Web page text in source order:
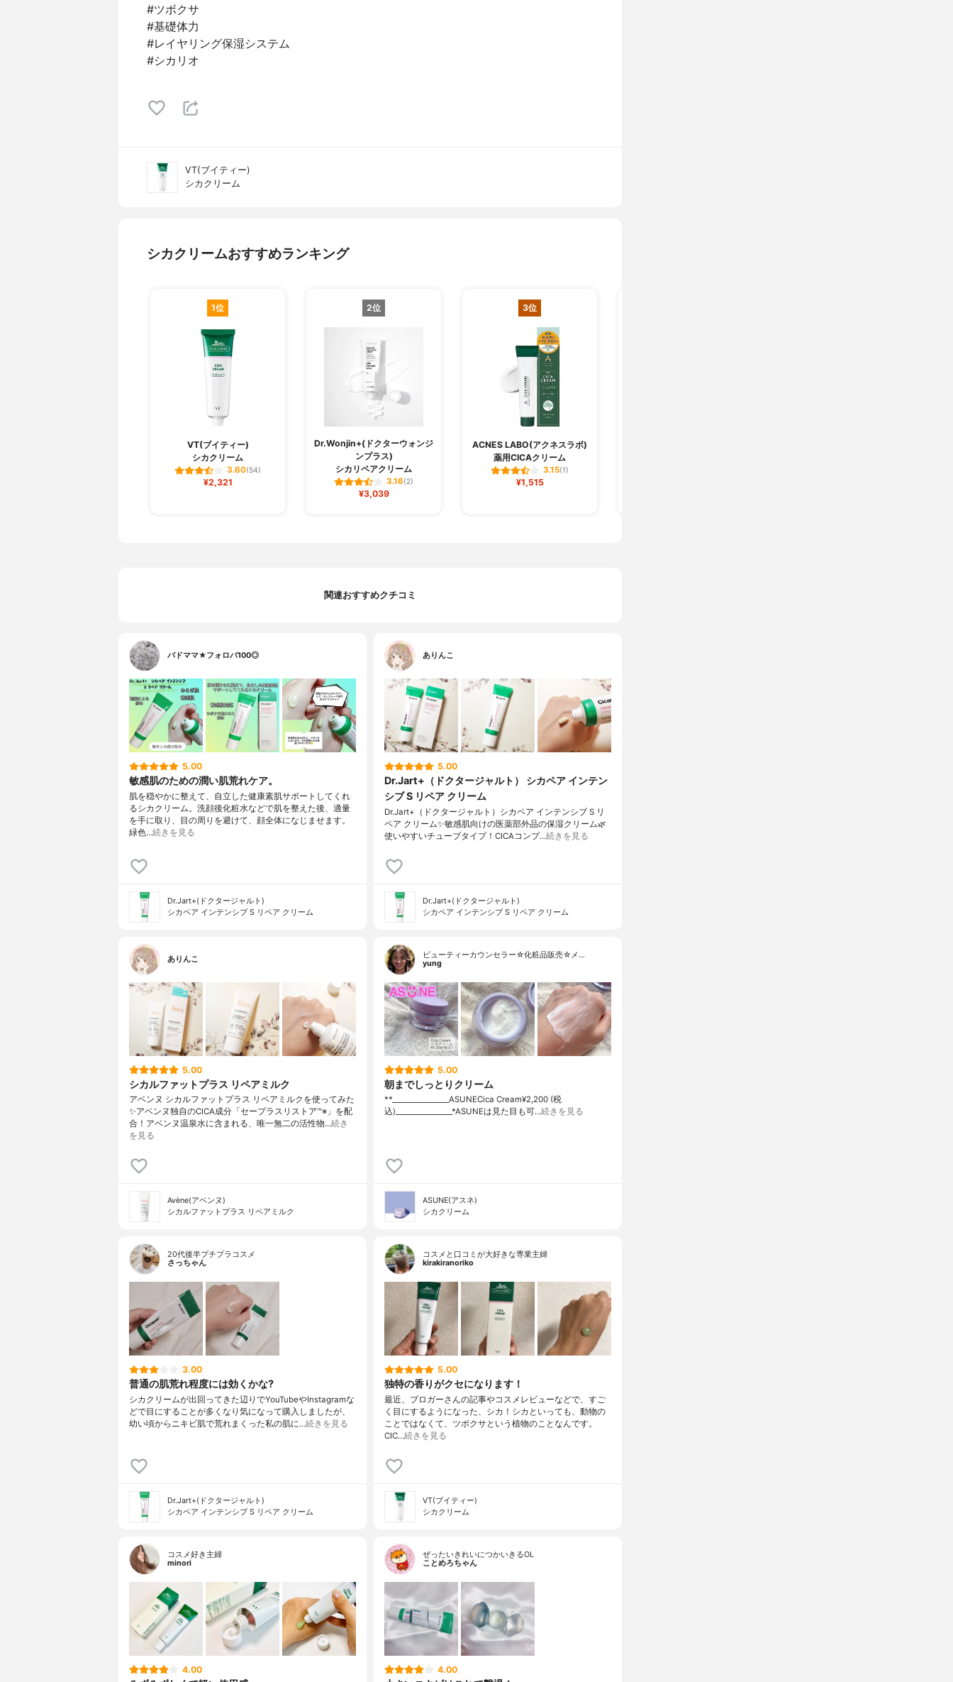
#ツボクサ
#基礎体力
#レイヤリング保湿システム
#シカリオ
VT(ブイティー)
シカクリーム
シカクリームおすすめランキング
1位
VT(ブイティー)
シカクリーム
3.60(54)
¥2,321
2位
Dr.Wonjin+(ドクターウォンジ
ンプラス)
シカリペアクリーム
3.16(2)
¥3,039
3位
ACNES LABO(アクネスラボ)
薬用CICAクリーム
3.15(1)
¥1,515
関連おすすめクチコミ
バドママ★フォロバ100◎
5.00
敏感肌のための潤い肌荒れケア。
肌を穏やかに整えて、自立した健康素肌サポートしてくれ
るシカクリーム。洗顔後化粧水などで肌を整えた後、適量
を手に取り、目の周りを避けて、顔全体になじませます。
緑色…続きを見る
Dr.Jart+(ドクタージャルト)
シカペア インテンシブ S リペア クリーム
ありんこ
5.00
Dr.Jart+（ドクタージャルト） シカペア インテン
シブ S リペア クリーム
Dr.Jart+（ドクタージャルト）シカペア インテンシブ S リ
ペア クリーム✨敏感肌向けの医薬部外品の保湿クリーム🌿
使いやすいチューブタイプ！CICAコンプ…続きを見る
Dr.Jart+(ドクタージャルト)
シカペア インテンシブ S リペア クリーム
ありんこ
5.00
シカルファットプラス リペアミルク
アベンヌ シカルファットプラス リペアミルクを使ってみた
✨アベンヌ独自のCICA成分「セープラスリストア™※」を配
合！アベンヌ温泉水に含まれる、唯一無二の活性物…続き
を見る
Avène(アベンヌ)
シカルファットプラス リペアミルク
ビューティーカウンセラー☆化粧品販売☆メ…
yung
5.00
朝までしっとりクリーム
**⁡________________⁡ASUNE⁡Cica Cream¥2,200 (税
込)⁡________________⁡⁡⁡⁡*ASUNEは見た目も可…続きを見る
ASUNE(アスネ)
シカクリーム
20代後半プチプラコスメ
さっちゃん
3.00
普通の肌荒れ程度には効くかな?
シカクリームが出回ってきた辺りでYouTubeやInstagramな
どで目にすることが多くなり気になって購入しましたが、
幼い頃からニキビ肌で荒れまくった私の肌に…続きを見る
Dr.Jart+(ドクタージャルト)
シカペア インテンシブ S リペア クリーム
コスメと口コミが大好きな専業主婦
kirakiranoriko
5.00
独特の香りがクセになります！
最近、ブロガーさんの記事やコスメレビューなどで、すご
く目にするようになった、シカ！シカといっても、動物の
ことではなくて、ツボクサという植物のことなんです。
CIC…続きを見る
VT(ブイティー)
シカクリーム
コスメ好き主婦
minori
4.00
ぜったいきれいにつかいきるOL
ことめろちゃん
4.00